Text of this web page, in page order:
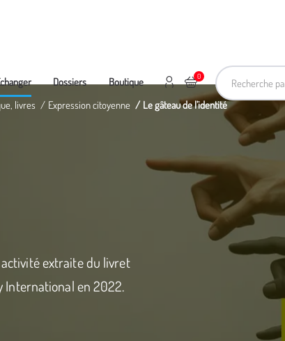
Recherche
Dossiers Boutique 0
Ajouter au panier
Mon compte
livres Expression citoyenne Le gâteau de l’identité
extraite du livret
International en 2022.­